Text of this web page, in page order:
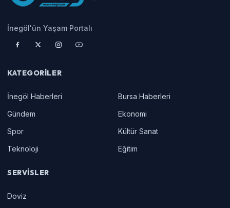
İnegöl'ün Yaşam Portalı
KATEGORILER
İnegöl Haberleri
Bursa Haberleri
Gündem
Ekonomi
Spor
Kültür Sanat
Teknoloji
Eğitim
SERVISLER
Doviz